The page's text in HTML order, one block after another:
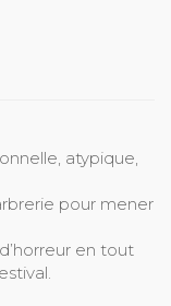
atypique,
pour mener
en tout